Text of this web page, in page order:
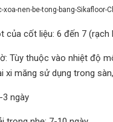
xoa-nen-be-tong-bang-Sikafloor-
của cốt liệu: 6 đến 7 (rạch
Tùy thuộc vào nhiệt độ
xi măng sử dụng trong
3 ngày